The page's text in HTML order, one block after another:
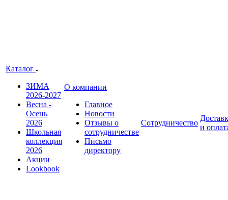
Каталог
ЗИМА
2026-2027
Весна -
Осень
2026
Школьная
коллекция
2026
Акции
Lookbook
О компании
Главное
Новости
Отзывы о
сотрудничестве
Письмо
директору
Сотрудничество
и